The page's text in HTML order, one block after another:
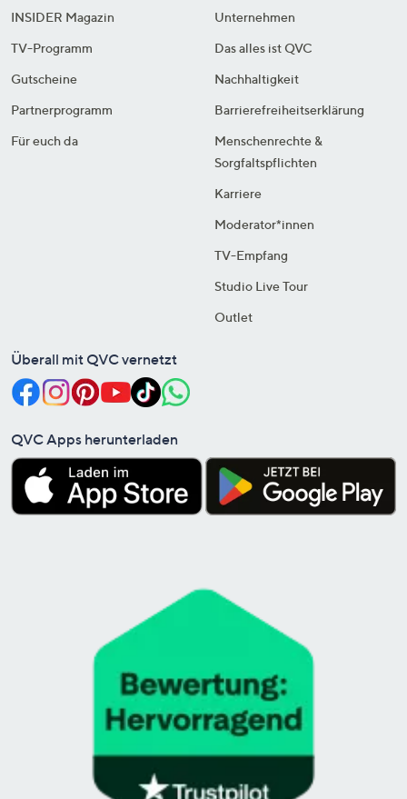
INSIDER Magazin
TV-Programm
Gutscheine
Partnerprogramm
Für euch da
Unternehmen
Das alles ist QVC
Nachhaltigkeit
Barrierefreiheitserklärung
Menschenrechte &
Sorgfaltspflichten
Karriere
Moderator*innen
TV-Empfang
Studio Live Tour
Outlet
Überall mit QVC vernetzt
QVC Apps herunterladen